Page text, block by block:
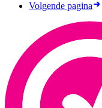
Volgende pagina